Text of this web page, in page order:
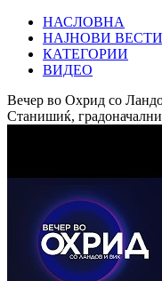
НАСЛОВНА
НАЈНОВИ ВЕСТИ
КАТЕГОРИИ
ВИДЕО
Вечер во Охрид со
Станишиќ,